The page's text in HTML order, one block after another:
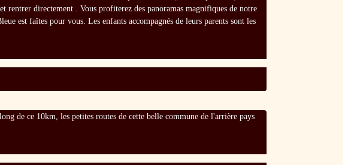
directement . Vous profiterez des panoramas magnifiques de notre
est faîtes pour vous. Les enfants accompagnés de leurs parents sont les
de ce 10km, les petites routes de cette belle commune de l'arrière pays